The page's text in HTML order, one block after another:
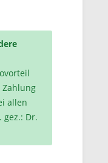
Zahlung
allen
Dr.